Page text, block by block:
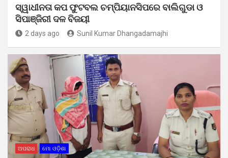
ସ୍ୱାଧୀନତା କପ ଫୁଟବଲ ଚମ୍ପିୟାନସିପରେ ବାଲିଗୁଡା ଓ
ସିପାଞ୍ଜିରୀ ଦଳ ବିଜୟୀ
2 days ago Sunil Kumar Dhangadamajhi
ଅପରାଧ ମୋ ଓଡ଼ିଶା